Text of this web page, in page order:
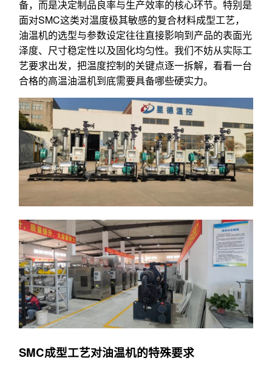
备，而是决定制品良率与生产效率的核心环节。特别是
面对SMC这类对温度极其敏感的复合材料成型工艺，
油温机的选型与参数设定往往直接影响到产品的表面光
泽度、尺寸稳定性以及固化均匀性。我们不妨从实际工
艺要求出发，把温度控制的关键点逐一拆解，看看一台
合格的高温油温机到底需要具备哪些硬实力。
SMC成型工艺对油温机的特殊要求